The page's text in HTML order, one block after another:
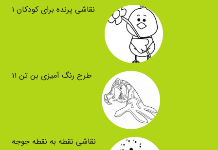
نقاشی پرنده برای کودکان ۱
طرح رنگ آمیزی بن تن ۱۱
نقاشی نقطه به نقطه جوجه